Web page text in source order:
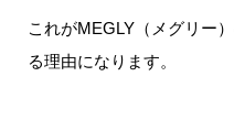
これがMEGLY（メグリー
る理由になります。